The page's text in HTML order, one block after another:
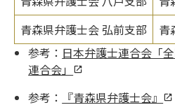
青森県弁護士会 弘前支部
青
参考： 日本弁護士連合会「
連合会」
参考：
『青森県弁護士会』